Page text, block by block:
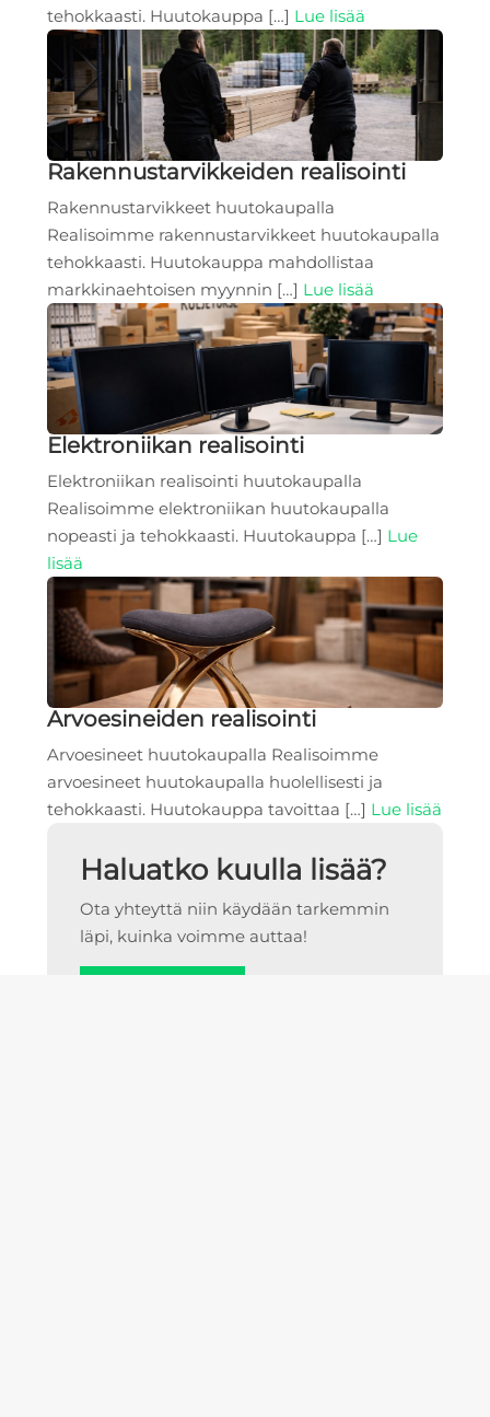
tehokkaasti. Huutokauppa […] Lue lisää
Rakennustarvikkeiden realisointi
Rakennustarvikkeet huutokaupalla
Realisoimme rakennustarvikkeet huutokaupalla
tehokkaasti. Huutokauppa mahdollistaa
markkinaehtoisen myynnin […] Lue lisää
Elektroniikan realisointi
Elektroniikan realisointi huutokaupalla
Realisoimme elektroniikan huutokaupalla
nopeasti ja tehokkaasti. Huutokauppa […] Lue
lisää
Arvoesineiden realisointi
Arvoesineet huutokaupalla Realisoimme
arvoesineet huutokaupalla huolellisesti ja
tehokkaasti. Huutokauppa tavoittaa […] Lue lisää
Haluatko kuulla lisää?
Ota yhteyttä niin käydään tarkemmin
läpi, kuinka voimme auttaa!